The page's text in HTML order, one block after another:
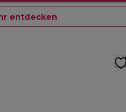
entdecken